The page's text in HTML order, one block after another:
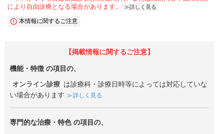
により自由診療となる場合があります。
詳しく見る
本情報に関するご注意
【掲載情報に関するご注意】
機能・特徴 の項目の、
オンライン診療 は診療科・診療日時等によっては対応していな
い場合があります
詳しく見る
専門的な治療・特色の項目の、